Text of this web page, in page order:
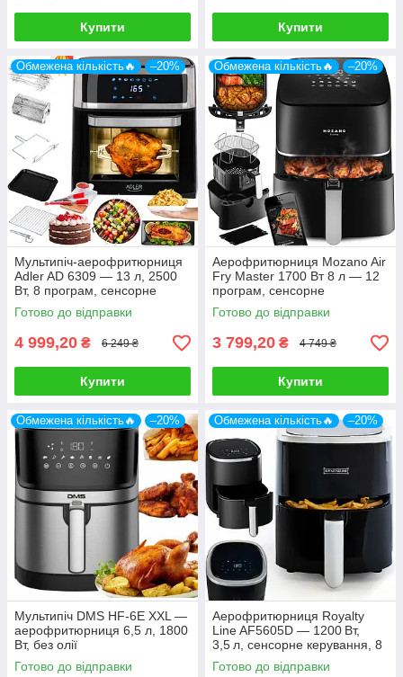
Купити Купити
Обмежена кількість🔥 –20%
Мультипіч-аерофритюрниця
Adler AD 6309 — 13 л, 2500
Вт, 8 програм, сенсорне
керування
Готово до відправки
4 999,20 ₴ 6 249 ₴
Купити
Обмежена кількість🔥 –20%
Аерофритюрниця Mozano Air
Fry Master 1700 Вт 8 л — 12
програм, сенсорне
керування, тефлонове
покриття
Готово до відправки
3 799,20 ₴ 4 749 ₴
Купити
Обмежена кількість🔥 –20%
Мультипіч DMS HF-6E XXL —
аерофритюрниця 6,5 л, 1800
Вт, без олії
Готово до відправки
Обмежена кількість🔥 –20%
Аерофритюрниця Royalty
Line AF5605D — 1200 Вт,
3,5 л, сенсорне керування, 8
автоматичних програм,
чорна
Готово до відправки